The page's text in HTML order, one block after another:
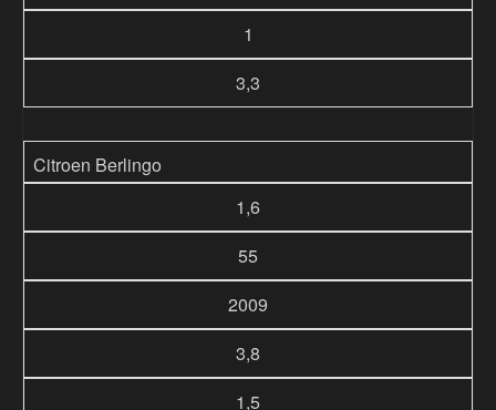
1
3,3
Citroen Berlingo
1,6
55
2009
3,8
1,5